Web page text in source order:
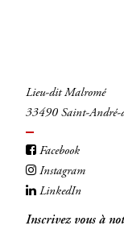
Lieu-dit Malromé
33490 Saint-André-
Facebook
Instagram
LinkedIn
Inscrivez vous à